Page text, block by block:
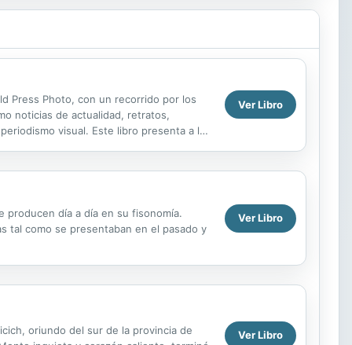
Press Photo, con un recorrido por los
noticias de actualidad, retratos,
visual. Este libro presenta a los
Ver Libro
producen día a día en su fisonomía.
tal como se presentaban en el pasado y
Ver Libro
oriundo del sur de la provincia de
Ver Libro